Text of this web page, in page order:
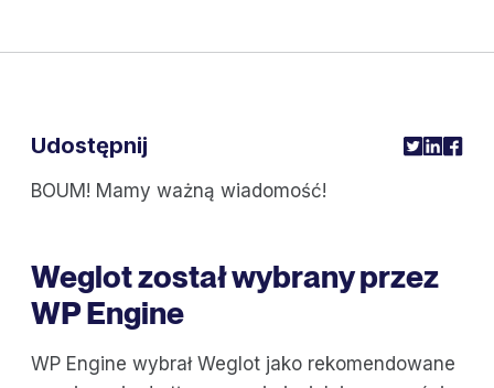
BOUM! Mamy ważną wiadomość!
Weglot został wybrany przez
WP Engine
WP Engine wybrał Weglot jako rekomendowane
Udostępnij